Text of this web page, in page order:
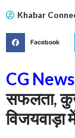
Khabar
Facebook
CG
सफलता,
विजयवाड़ा